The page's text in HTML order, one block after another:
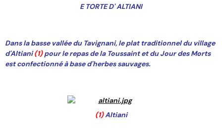
E TORTE D' ALTIANI
Dans la basse vallée du Tavignani, le plat traditionnel du village
d'Altiani(1)pour le repas de la Toussaint et du Jour des Morts
est confectionné à base d'herbes sauvages.
(1)Altiani